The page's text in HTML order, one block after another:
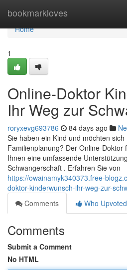
bookmarkloves
Home
Home
1
Online-Doktor
Ihr Weg zur
roryxevg693786 84 days ago
Sie haben ein Kind und möchten sich
Familienplanung? Der Online-Doktor
Ihnen eine umfassende
Schwangerschaft . Erfahren Sie von
https://owainamyk340373.free-
doktor-kinderwunsch-ihr-weg-zur-
Comments
Who Upvoted
Comments
Submit a Comment
No HTML